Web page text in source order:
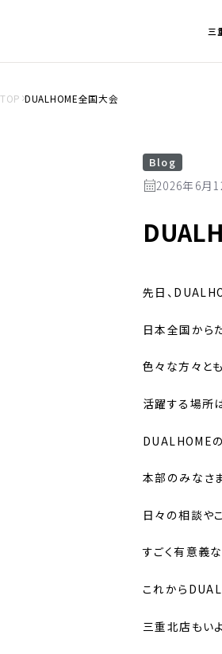
三
TOP DUALHOME全国大会
Blog
2026年6月
先日、
日本全国から
色々な方々と
活躍する場所
DUALHOME
本部のみなさ
日々の相談や
すごく有意義
これから
三重北店もいよ